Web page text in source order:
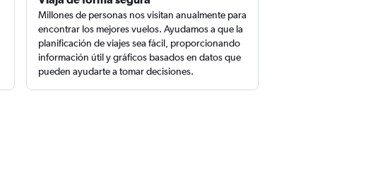
Millones de personas nos visitan anualmente para
encontrar los mejores vuelos. Ayudamos a que la
planificación de viajes sea fácil, proporcionando
información útil y gráficos basados en datos que
pueden ayudarte a tomar decisiones.